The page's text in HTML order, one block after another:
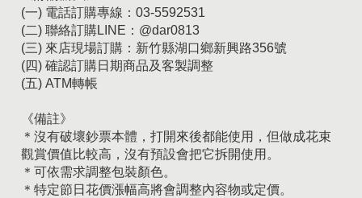
(一) 電話訂購專線：03-5592531
(二) 聯絡訂購LINE：@dar0813
(三) 來店現場訂購：新竹縣湖口鄉新興路356號
(四) 確認訂購日期商品及客製調整
(五) ATM轉帳
《備註》
＊沒有破壞鈔票本體，打開來後都能使用，但做成花束
觀賞價值比較高，沒有預設會把它拆開使用。
＊可依需求調整包裝顏色。
＊特定節日花價漲幅高將會調整內容物或定價。